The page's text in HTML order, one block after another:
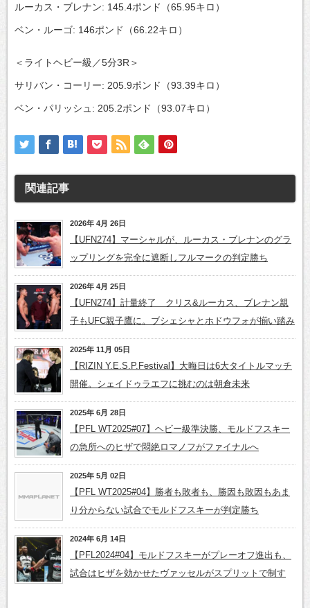
ルーカス・ブレナン: 145.4ポンド（65.95キロ）
ベン・ルーゴ: 146ポンド（66.22キロ）
＜ライトヘビー級／5分3R＞
サリバン・コーリー: 205.9ポンド（93.39キロ）
ベン・パリッシュ: 205.2ポンド（93.07キロ）
関連記事
2026年 4月 26日
【UFN274】マーシャルが、ルーカス・ブレナンのグラ
ップリングを完全に遮断しフルマークの判定勝ち
2026年 4月 25日
【UFN274】計量終了 クリス&ルーカス、ブレナン親
子もUFC親子鷹に。ブシェシャとホドウフォが揃い踏み
2025年 11月 05日
【RIZIN Y.E.S.P.Festival】大晦日は6大タイトルマッチ
開催。シェイドゥラエフに挑むのは朝倉未来
2025年 6月 28日
【PFL WT2025#07】ヘビー級準決勝、モルドフスキー
の急所へのヒザで悶絶ロマノフがファイナルへ
2025年 5月 02日
【PFL WT2025#04】勝者も敗者も、勝因も敗因もあま
り分からない試合でモルドフスキーが判定勝ち
2024年 6月 14日
【PFL2024#04】モルドフスキーがプレーオフ進出も、
試合はヒザを効かせたヴァッセルがスプリットで制す